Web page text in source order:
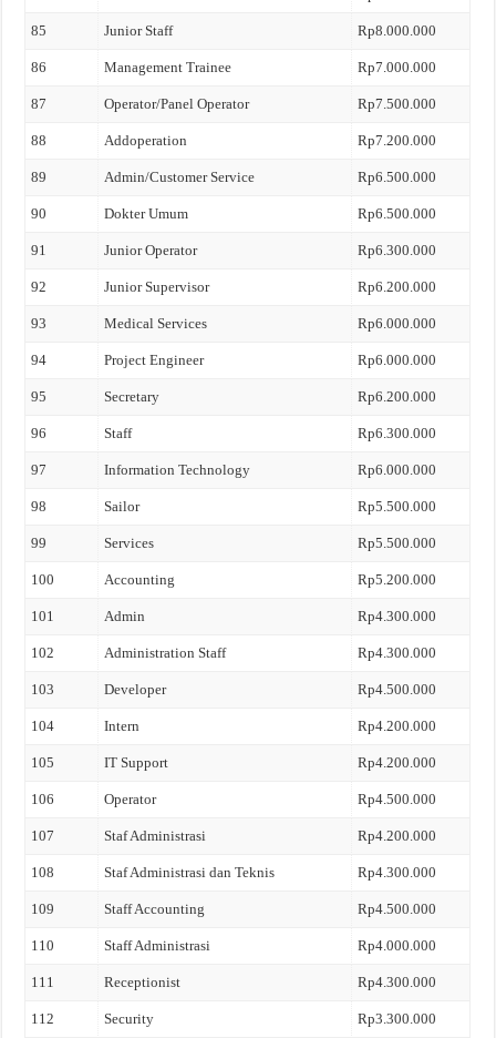
85 Junior Staff Rp8.000.000
86 Management Trainee Rp7.000.000
87 Operator/Panel Operator Rp7.500.000
88 Addoperation Rp7.200.000
89 Admin/Customer Service Rp6.500.000
90 Dokter Umum Rp6.500.000
91 Junior Operator Rp6.300.000
92 Junior Supervisor Rp6.200.000
93 Medical Services Rp6.000.000
94 Project Engineer Rp6.000.000
95 Secretary Rp6.200.000
96 Staff Rp6.300.000
97 Information Technology Rp6.000.000
98 Sailor Rp5.500.000
99 Services Rp5.500.000
100 Accounting Rp5.200.000
101 Admin Rp4.300.000
102 Administration Staff Rp4.300.000
103 Developer Rp4.500.000
104 Intern Rp4.200.000
105 IT Support Rp4.200.000
106 Operator Rp4.500.000
107 Staf Administrasi Rp4.200.000
108 Staf Administrasi dan Teknis Rp4.300.000
109 Staff Accounting Rp4.500.000
110 Staff Administrasi Rp4.000.000
111 Receptionist Rp4.300.000
112 Security Rp3.300.000